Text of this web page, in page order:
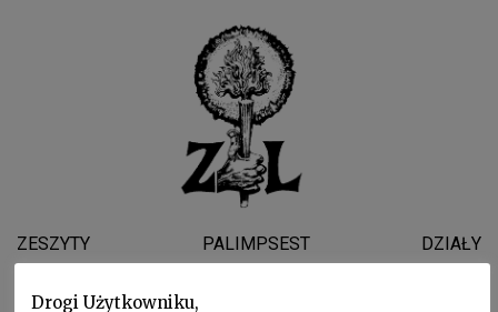
ZESZYTY PALIMPSEST DZIAŁY
Drogi Użytkowniku,